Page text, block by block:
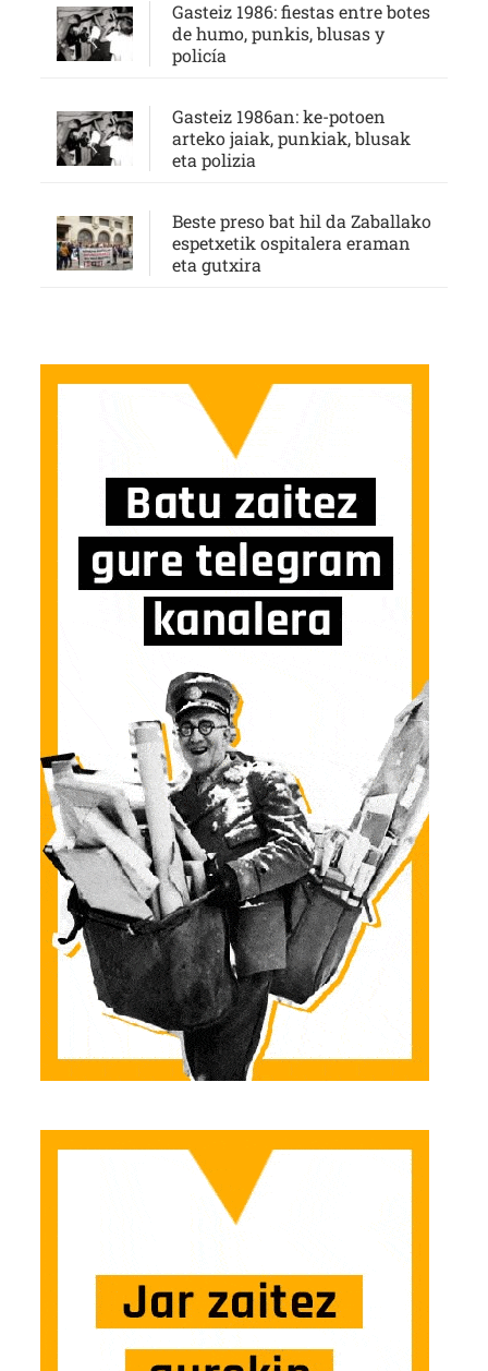
Gasteiz 1986: fiestas entre botes
de humo, punkis, blusas y
policía
Gasteiz 1986an: ke-potoen
arteko jaiak, punkiak, blusak
eta polizia
Beste preso bat hil da Zaballako
espetxetik ospitalera eraman
eta gutxira